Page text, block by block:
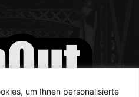
um Ihnen personalisierte